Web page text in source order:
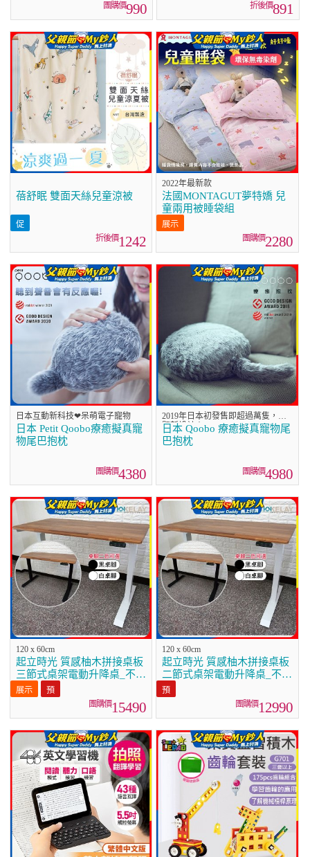
990 891
蓓舒眠 雙面天絲兒童涼被
1242
2022年最新款
法國MONTAGUT夢特嬌 兒
童兩用被睡袋組
2280
日本互動新科技❤呆萌電子寵物
日本 Petit Qoobo療癒擬真寵
物尾巴抱枕
4380
2019年日本初發售即超過萬隻，話
題新設計！
日本 Qoobo 療癒擬真寵物尾
巴抱枕
4980
120 x 60cm
起立時光 質感柚木拼接桌板
三節式桌架電動升降桌_不含
安裝
15490
120 x 60cm
起立時光 質感柚木拼接桌板
二節式桌架電動升降桌_不含
安裝
12990